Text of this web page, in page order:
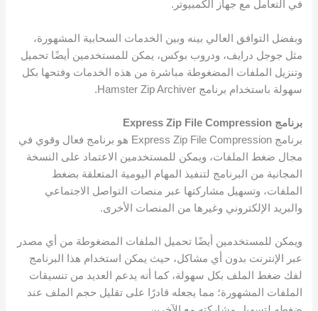
في التعامل مع جهاز الكمبيوتر.
وبفضل التوافق العالي بينه وبين الخدمات السحابية المشهورة،
مثل جوجل درايف، ودروب بوكس، يمكن للمستخدمين أيضًا تحميل
وتنزيل الملفات المضغوطة مباشرة من هذه الخدمات وفتحها بكل
سهولة باستخدام برنامج Hamster Zip Archiver.
برنامج Express Zip File Compression
برنامج Express Zip File Compression هو برنامج فعال وقوي في
مجال ضغط الملفات، ويمكن للمستخدمين الاعتماد على النسخة
المجانية من البرنامج لتنفيذ المهام اليومية المتعلقة بضغط
الملفات، وتسهيل مشاركتها عبر منصات التواصل الاجتماعي
والبريد الإلكتروني وغيرها من المنصات الأخرى.
ويمكن للمستخدمين أيضًا تحميل الملفات المضغوطة من أي مصدر
عبر الإنترنت بدون أي مشاكل، حيث يمكن استخدام هذا البرنامج
لفك ضغط الملف بكل سهولة، كما أنه يدعم العديد من تنسيقات
الملفات المشهورة؛ مما يجعله قادرًا على تقليل حجم الملف عند